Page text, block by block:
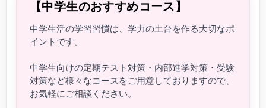
【中学生のおすすめコース】
中学生活の学習習慣は、学力の土台を作る大切なポ
イントです。
中学生向けの定期テスト対策・内部進学対策・受験
対策など様々なコースをご用意しておりますので、
お気軽にご相談ください。